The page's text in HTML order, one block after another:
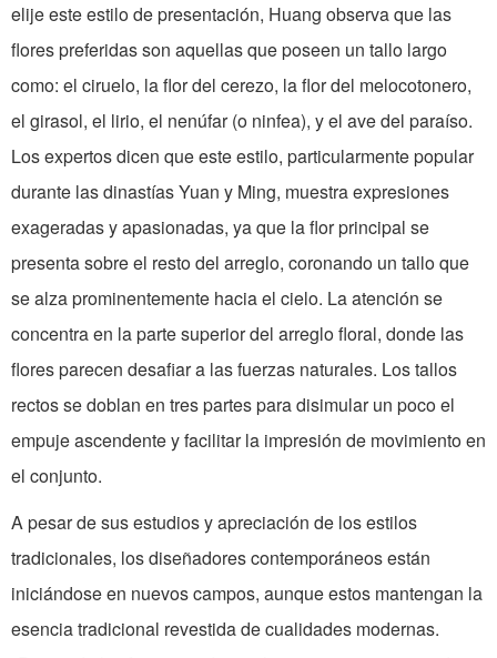
elije este estilo de presentación, Huang observa que las
flores preferidas son aquellas que poseen un tallo largo
como: el ciruelo, la flor del cerezo, la flor del melocotonero,
el girasol, el lirio, el nenúfar (o ninfea), y el ave del paraíso.
Los expertos dicen que este estilo, particularmente popular
durante las dinastías Yuan y Ming, muestra expresiones
exageradas y apasionadas, ya que la flor principal se
presenta sobre el resto del arreglo, coronando un tallo que
se alza prominentemente hacia el cielo. La atención se
concentra en la parte superior del arreglo floral, donde las
flores parecen desafiar a las fuerzas naturales. Los tallos
rectos se doblan en tres partes para disimular un poco el
empuje ascendente y facilitar la impresión de movimiento en
el conjunto.
A pesar de sus estudios y apreciación de los estilos
tradicionales, los diseñadores contemporáneos están
iniciándose en nuevos campos, aunque estos mantengan la
esencia tradicional revestida de cualidades modernas.